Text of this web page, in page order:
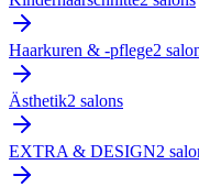
Haarkuren & -pflege2
Ästhetik2 salons
EXTRA & DESIGN2